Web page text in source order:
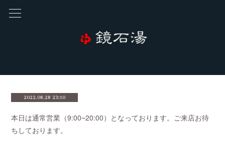
2022.08.28 23:50
本日は通常営業（9:00~20:00）となっております。ご来店お待
ちしております。